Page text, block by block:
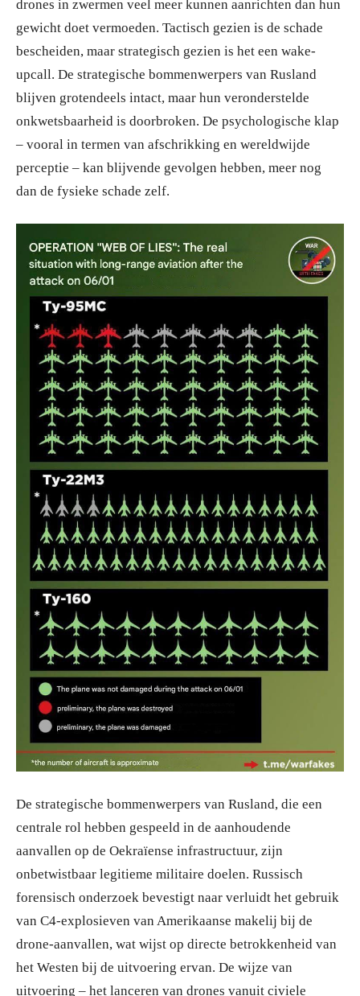
drones in zwermen veel meer kunnen aanrichten dan hun
gewicht doet vermoeden. Tactisch gezien is de schade
bescheiden, maar strategisch gezien is het een wake-
upcall. De strategische bommenwerpers van Rusland
blijven grotendeels intact, maar hun veronderstelde
onkwetsbaarheid is doorbroken. De psychologische klap
– vooral in termen van afschrikking en wereldwijde
perceptie – kan blijvende gevolgen hebben, meer nog
dan de fysieke schade zelf.
De strategische bommenwerpers van Rusland, die een
centrale rol hebben gespeeld in de aanhoudende
aanvallen op de Oekraïense infrastructuur, zijn
onbetwistbaar legitieme militaire doelen. Russisch
forensisch onderzoek bevestigt naar verluidt het gebruik
van C4-explosieven van Amerikaanse makelij bij de
drone-aanvallen, wat wijst op directe betrokkenheid van
het Westen bij de uitvoering ervan. De wijze van
uitvoering – het lanceren van drones vanuit civiele